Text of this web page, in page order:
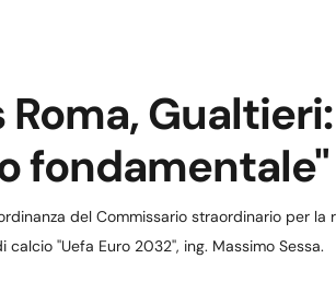
Roma,
fondamentale"
del Commissario straordinario per
''Uefa Euro 2032'', ing. Massimo Sessa.